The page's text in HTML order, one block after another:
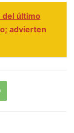
del último
advierten